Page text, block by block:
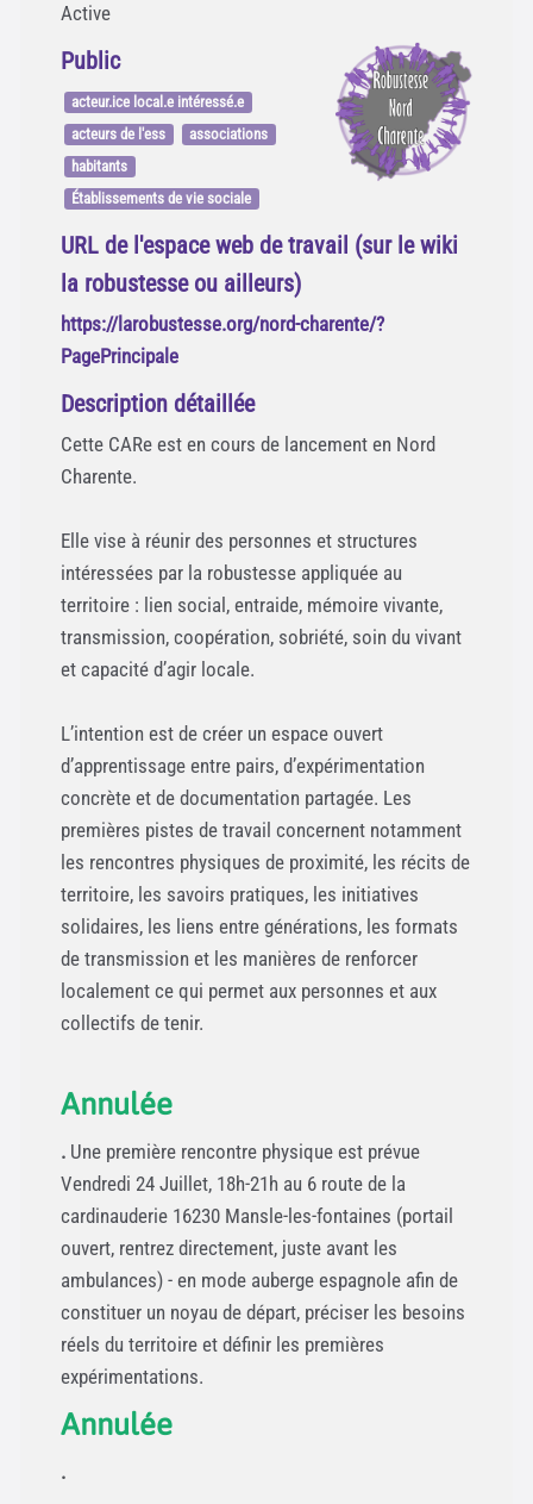
Active
Public
acteur.ice local.e intéressé.e
acteurs de l'ess
associations
habitants
Établissements de vie sociale
URL de l'espace web de travail (sur le wiki
la robustesse ou ailleurs)
https://larobustesse.org/nord-charente/?
PagePrincipale
Description détaillée
Cette CARe est en cours de lancement en Nord
Charente.
Elle vise à réunir des personnes et structures
intéressées par la robustesse appliquée au
territoire : lien social, entraide, mémoire vivante,
transmission, coopération, sobriété, soin du vivant
et capacité d’agir locale.
L’intention est de créer un espace ouvert
d’apprentissage entre pairs, d’expérimentation
concrète et de documentation partagée. Les
premières pistes de travail concernent notamment
les rencontres physiques de proximité, les récits de
territoire, les savoirs pratiques, les initiatives
solidaires, les liens entre générations, les formats
de transmission et les manières de renforcer
localement ce qui permet aux personnes et aux
collectifs de tenir.
Annulée
. Une première rencontre physique est prévue
Vendredi 24 Juillet, 18h-21h au 6 route de la
cardinauderie 16230 Mansle-les-fontaines (portail
ouvert, rentrez directement, juste avant les
ambulances) - en mode auberge espagnole afin de
constituer un noyau de départ, préciser les besoins
réels du territoire et définir les premières
expérimentations.
Annulée
.